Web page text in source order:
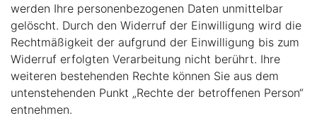
werden Ihre personenbezogenen Daten unmittelbar
gelöscht. Durch den Widerruf der Einwilligung wird die
Rechtmäßigkeit der aufgrund der Einwilligung bis zum
Widerruf erfolgten Verarbeitung nicht berührt. Ihre
weiteren bestehenden Rechte können Sie aus dem
untenstehenden Punkt „Rechte der betroffenen Person“
entnehmen.